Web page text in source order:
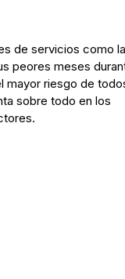
de servicios como la
peores meses
mayor riesgo de
sobre todo en los